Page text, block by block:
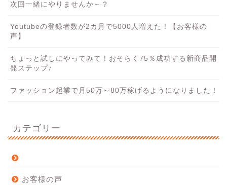
次回一緒にやりませんか～？
Youtubeの登録者数が2カ月で5000人増えた！【お客様の
声】
ちょっと試しにやってみて！おそらく75％成功する新商品開
発ステップ♪
ファッション起業で月50万～80万稼げるようになりました！
カテゴリー
お客様の声